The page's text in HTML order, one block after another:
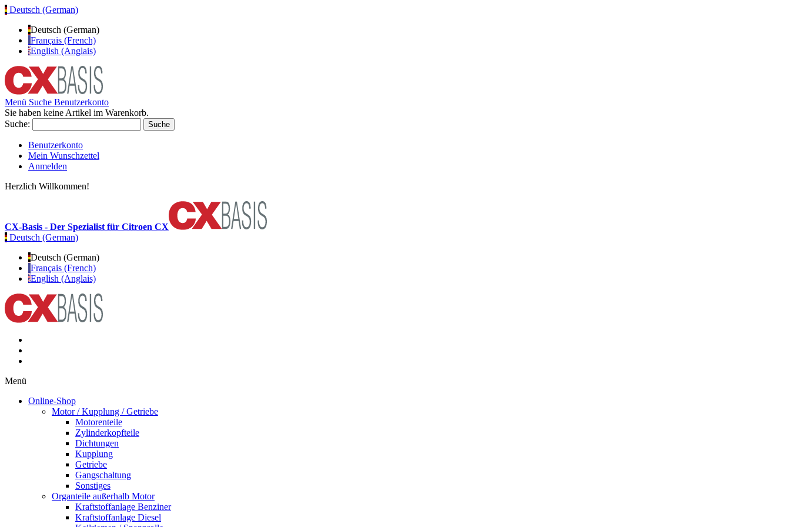
Deutsch (German)
Deutsch (German)
Français (French)
English (Anglais)
Menü Suche Benutzerkonto
Sie haben keine Artikel im Warenkorb.
Suche:
Suche
Benutzerkonto
Mein Wunschzettel
Anmelden
Herzlich Willkommen!
CX-Basis - Der Spezialist für Citroen CX
Deutsch (German)
Deutsch (German)
Français (French)
English (Anglais)
Menü
Online-Shop
Motor / Kupplung / Getriebe
Motorenteile
Zylinderkopfteile
Dichtungen
Kupplung
Getriebe
Gangschaltung
Sonstiges
Organteile außerhalb Motor
Kraftstoffanlage Benziner
Kraftstoffanlage Diesel